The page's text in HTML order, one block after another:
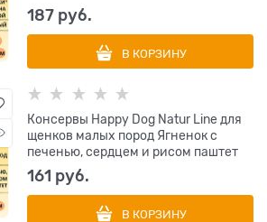
187 руб.
В КОРЗИНУ
Консервы Happy Dog Natur Line для
щенков малых пород Ягненок с
печенью, сердцем и рисом паштет
161 руб.
В КОРЗИНУ